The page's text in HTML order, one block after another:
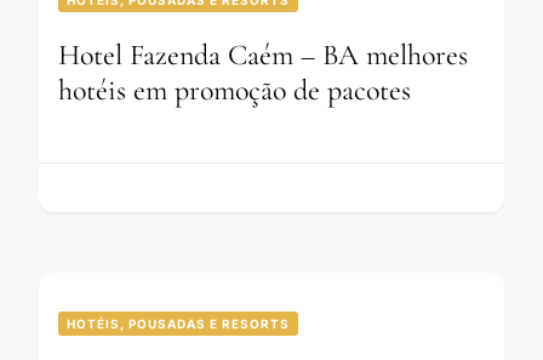
Hotel Fazenda Caém – BA melhores
hotéis em promoção de pacotes
HOTÉIS, POUSADAS E RESORTS